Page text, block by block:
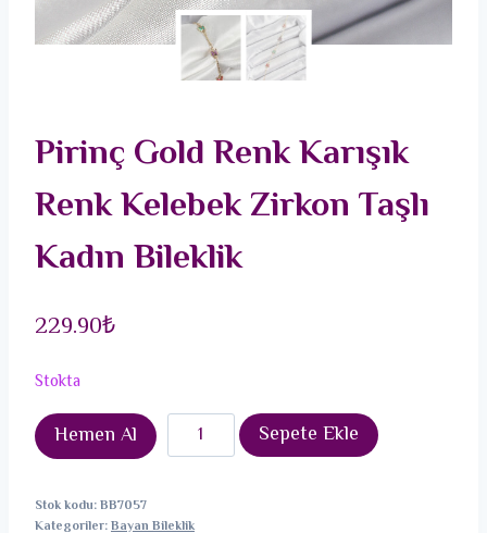
Pirinç Gold Renk Karışık
Renk Kelebek Zirkon Taşlı
Kadın Bileklik
229.90₺
Stokta
Hemen Al
Pirinç
Gold
Karışık
Sepete Ekle
Stok kodu:BB7057
Kategoriler:Bayan Bileklik